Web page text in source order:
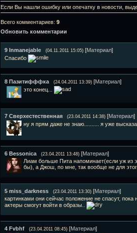
Если Вы нашли ошибку или опечатку в новости,
Всего комментариев: 9
Обновить комментарии
9 Inmanejable (04.11.2011 15:05) [Материал]
Спасибо
8 Пазитифффка (24.04.2011 13:39) [Материал]
это конец...
7 Сверхестественная (23.04.2011 14:38) [Материал]
ну я прям даже не знаю.......... я уже
6 Bessonica (23.04.2011 13:48) [Материал]
Лиам больше Пита напоминает(если уж из
бы), а Джош, по мне, так вообще не для
5 miss_darkness (23.04.2011 13:30) [Материал]
картинками они сейчас положение не спасут,
актеры смогут войти в образы..
4 Fvbhf (23.04.2011 08:45) [Материал]